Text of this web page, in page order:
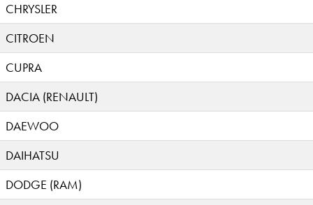
CHRYSLER
CITROEN
CUPRA
DACIA (RENAULT)
DAEWOO
DAIHATSU
DODGE (RAM)